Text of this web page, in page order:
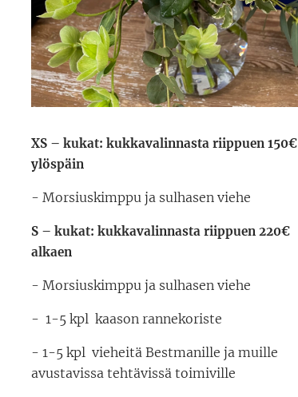
XS – kukat: kukkavalinnasta riippuen 150€
ylöspäin
- Morsiuskimppu ja sulhasen viehe
S – kukat: kukkavalinnasta riippuen 220€
alkaen
- Morsiuskimppu ja sulhasen viehe
- 1-5 kpl kaason rannekoriste
- 1-5 kpl vieheitä Bestmanille ja muille
avustavissa tehtävissä toimiville